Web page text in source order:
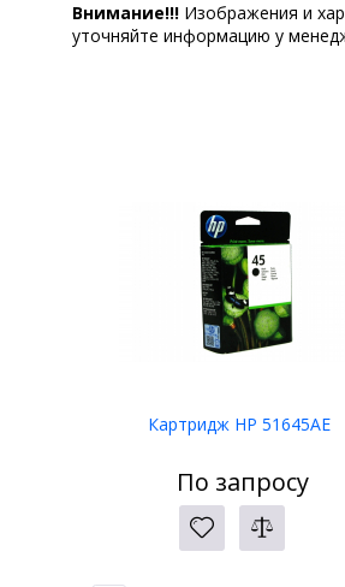
Внимание!!! Изображения и
уточняйте информацию у
Картридж HP 51645AE
По запросу